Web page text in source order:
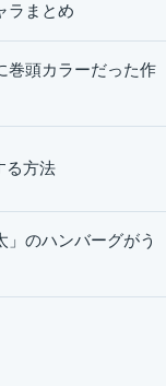
ラまとめ
巻頭カラーだった作
る方法
のハンバーグがう